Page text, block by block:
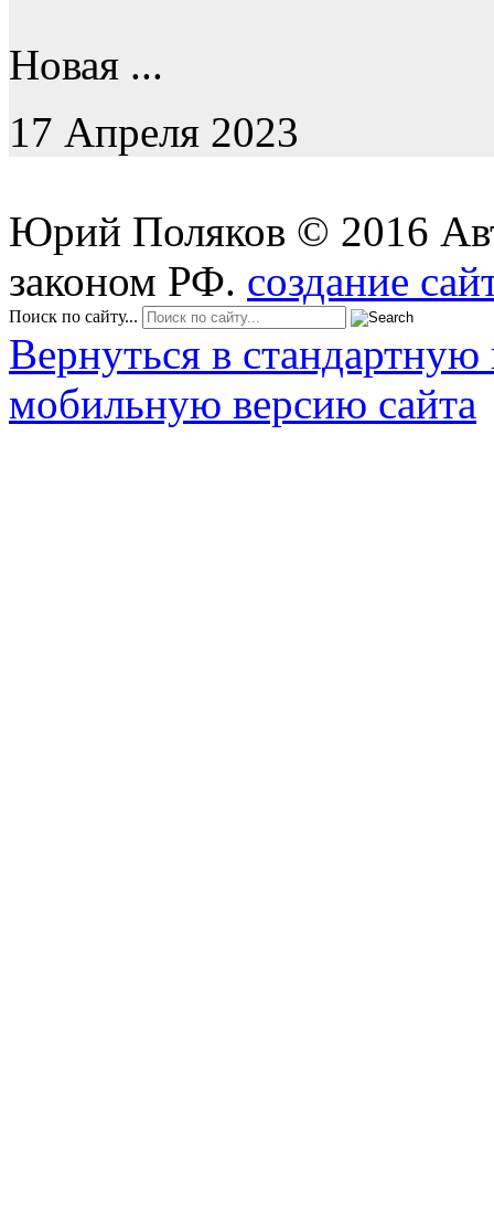
Новая ...
17 Апреля 2023
Юрий Поляков © 2016
законом РФ. создание
Поиск по сайту...
Вернуться в стандартную
мобильную версию сайта